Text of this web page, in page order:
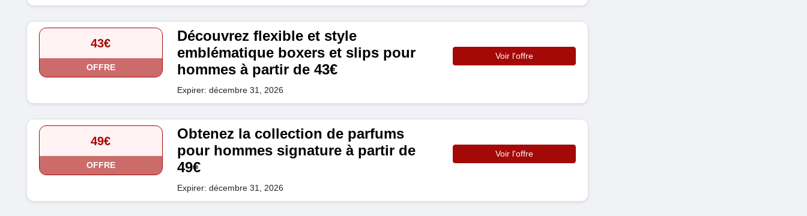
43€
OFFRE
Découvrez flexible et style
emblématique boxers et slips pour
hommes à partir de 43€
Expirer: décembre 31, 2026
Voir l'offre
49€
OFFRE
Obtenez la collection de parfums
pour hommes signature à partir de
49€
Expirer: décembre 31, 2026
Voir l'offre